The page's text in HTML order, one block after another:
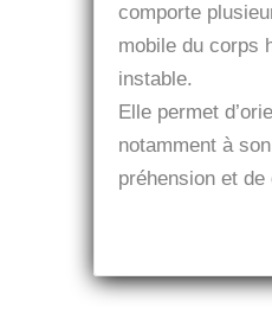
comporte
mobile du corps
instable.
Elle permet
notamment à
préhension et